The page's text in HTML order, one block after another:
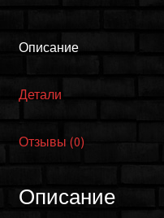
Описание
Детали
Отзывы (0)
Описание